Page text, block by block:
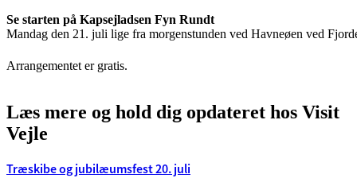
Se starten på Kapsejladsen Fyn Rundt
Mandag den 21. juli lige fra morgenstunden ved Havneøen ved
Arrangementet er gratis.
Læs mere og hold dig opdateret hos Visit
Vejle
Træskibe og jubilæumsfest 20. juli